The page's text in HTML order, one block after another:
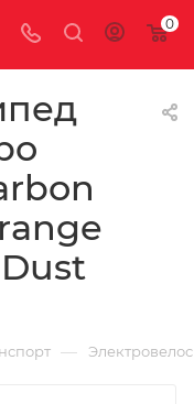
0
—